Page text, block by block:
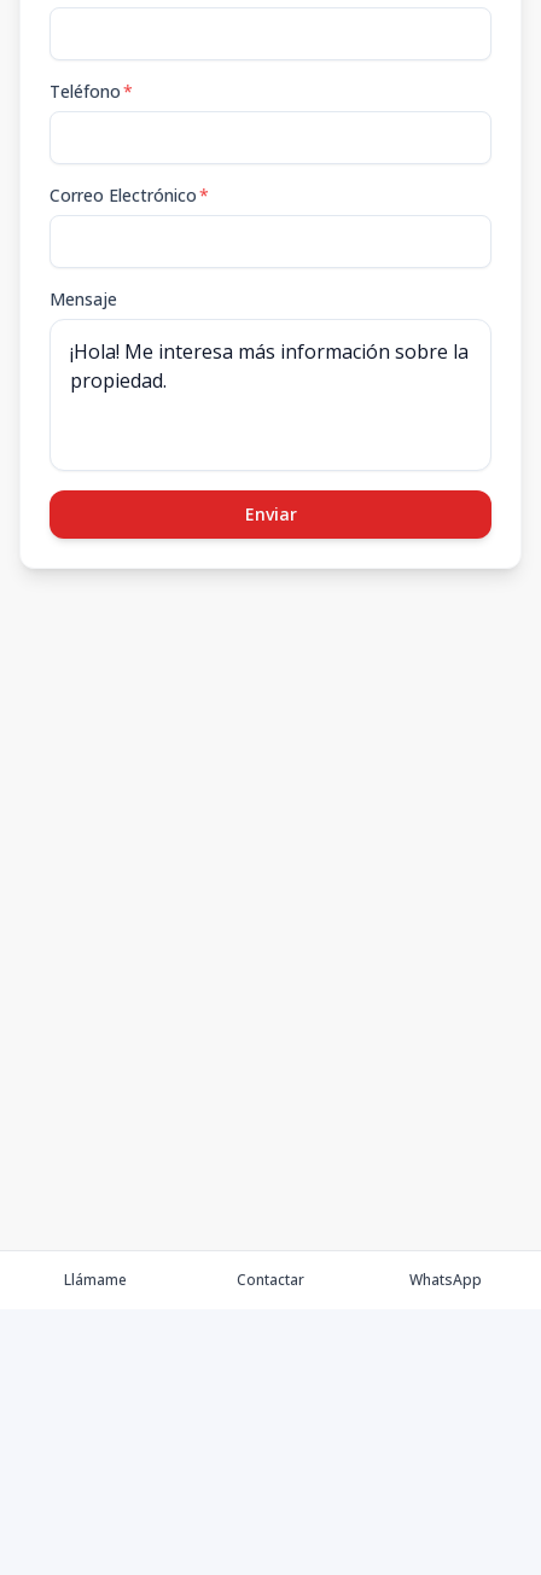
Teléfono*
Correo Electrónico*
Mensaje
Enviar
Llámame Contactar WhatsApp